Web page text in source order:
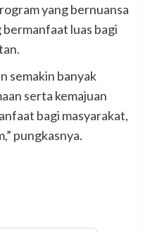
yang bernuansa
bermanfaat luas bagi
semakin banyak
serta kemajuan
bagi masyarakat,
pungkasnya.